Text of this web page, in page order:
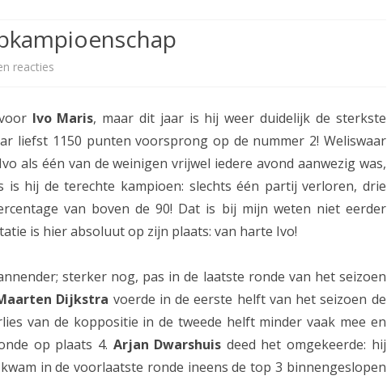
2025-2026
KNSB-RATINGLIJST
ERELIJST SENIOREN
SNELSCHAAKKAMPIOENSCHAP
JEUGD 2025-2026
SPEELSCHEMA JEUGD
KNSB-JEUGDRATINGLIJST
NEDERLANDSE
COMPETITIE 2025-2026
COMPETITIES
reacties
o
M
a
s
h
Ivo Maris, maar dit jaar is hij weer duidelijk de sterkste
liefst 1150 punten voorsprong op de nummer 2! Weliswaar
als één van de weinigen vrijwel iedere avond aanwezig was,
hij de terechte kampioen: slechts één partij verloren, drie
van boven de 90! Dat is bij mijn weten niet eerder
is hier absoluut op zijn plaats: van harte Ivo!
sterker nog, pas in de laatste ronde van het seizoen
Dijkstra voerde in de eerste helft van het seizoen de
van de koppositie in de tweede helft minder vaak mee en
op plaats 4. Arjan Dwarshuis deed het omgekeerde: hij
in de voorlaatste ronde ineens de top 3 binnengeslopen